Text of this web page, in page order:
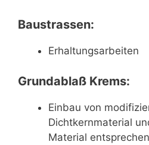
Baustrassen:
Erhaltungsarbeiten
Grundablaß Krems:
Einbau von
Dichtkernmaterial
Material